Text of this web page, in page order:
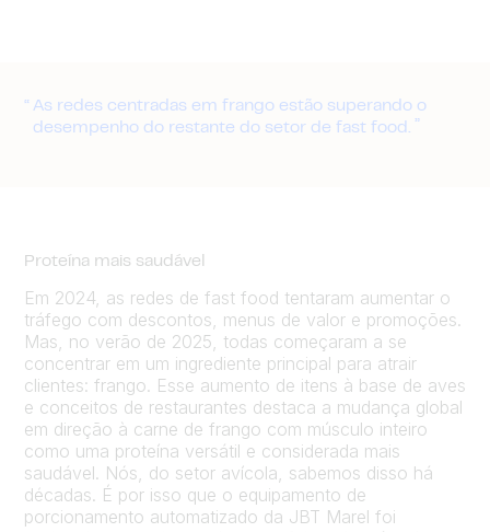
As redes centradas em frango estão superando o
desempenho do restante do setor de fast food.
Proteína mais saudável
Em 2024, as redes de fast food tentaram aumentar o
tráfego com descontos, menus de valor e promoções.
Mas, no verão de 2025, todas começaram a se
concentrar em um ingrediente principal para atrair
clientes: frango. Esse aumento de itens à base de aves
e conceitos de restaurantes destaca a mudança global
em direção à carne de frango com músculo inteiro
como uma proteína versátil e considerada mais
saudável. Nós, do setor avícola, sabemos disso há
décadas. É por isso que o equipamento de
porcionamento automatizado da JBT Marel foi